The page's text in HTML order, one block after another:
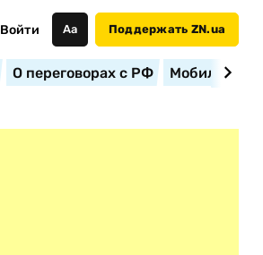
Войти Аа Поддержать ZN.ua
О переговорах с РФ